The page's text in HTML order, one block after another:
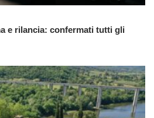
e rilancia: confermati tutti gli